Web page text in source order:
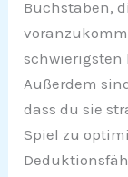
Buchstaben,
schwierigsten
Außerdem
dass du sie
Spiel zu